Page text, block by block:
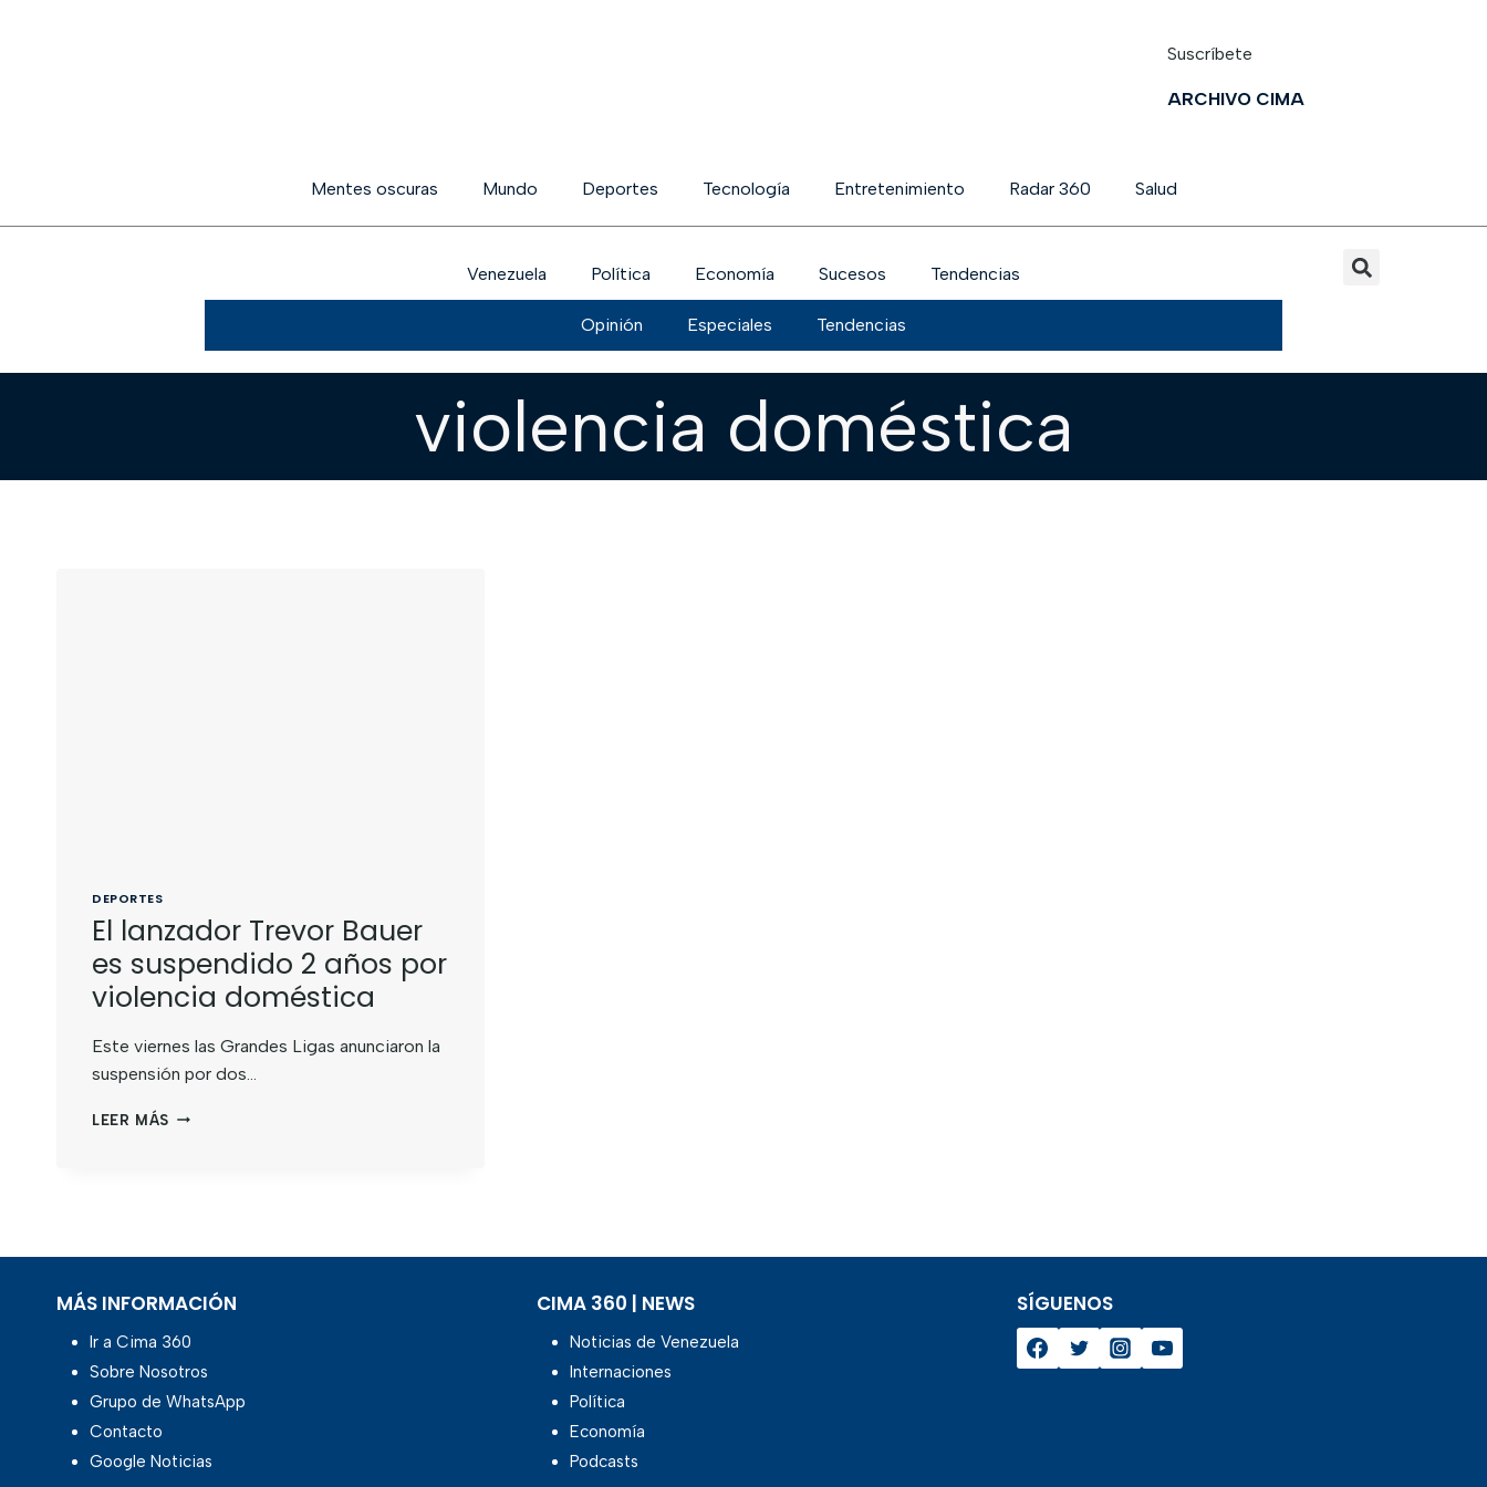
Suscríbete
ARCHIVO CIMA
Mentes oscuras Mundo Deportes Tecnología Entretenimiento Radar 360 Salud
Venezuela Política Economía Sucesos Tendencias
Opinión Especiales Tendencias
violencia doméstica
DEPORTES
El lanzador Trevor Bauer
es suspendido 2 años por
violencia doméstica
Este viernes las Grandes Ligas anunciaron la
suspensión por dos…
LEER MÁS
MÁS INFORMACIÓN
Ir a Cima 360
Sobre Nosotros
Grupo de WhatsApp
Contacto
Google Noticias
CIMA 360 | NEWS
Noticias de Venezuela
Internaciones
Política
Economía
Podcasts
SÍGUENOS